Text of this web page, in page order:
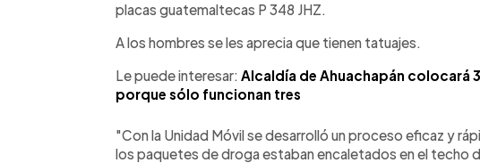
placas guatemaltecas P 348 JHZ.
A los hombres se les aprecia que tienen tatuajes.
Le puede interesar: Alcaldía de Ahuachapán colocará
porque sólo funcionan tres
"Con la Unidad Móvil se desarrolló un proceso eficaz y
los paquetes de droga estaban encaletados en el techo